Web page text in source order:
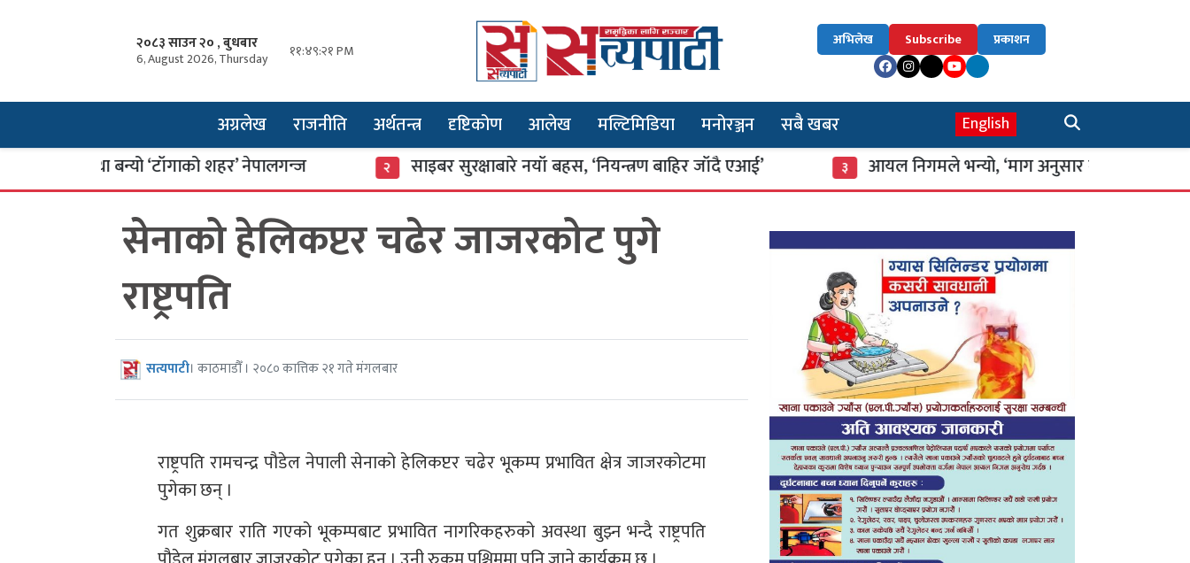
२०८३ साउन २० , बुधबार
6, August 2026, Thursday ११:४९:२१ PM
अभिलेख Subscribe प्रकाशन
अग्रलेख राजनीति अर्थतन्त्र दृष्टिकोण आलेख मल्टिमिडिया मनोरञ्जन सबै खबर English
कथा बन्यो ‘टाँगाको शहर’ नेपालगन्ज साइबर सुरक्षाबारे नयाँ बहस, ‘नियन्त्रण बाहिर जाँदै एआई’ आयल निगमले भन्यो, ‘माग अनुसार ग्यास आपूर्ति नियमित’
सेनाको हेलिकप्टर चढेर जाजरकोट पुगे
राष्ट्रपति
सत्यपाटी। काठमाडौँ । २०८० कात्तिक २१ गते मंगलबार
राष्ट्रपति रामचन्द्र पौडेल नेपाली सेनाको हेलिकप्टर चढेर भूकम्प प्रभावित क्षेत्र जाजरकोटमा
पुगेका छन् ।
गत शुक्रबार राति गएको भूकम्पबाट प्रभावित नागरिकहरुको अवस्था बुझ्न भन्दै राष्ट्रपति